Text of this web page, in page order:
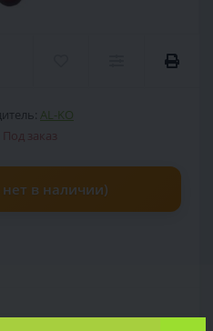
AL-KO
Под заказ
нет в наличии)